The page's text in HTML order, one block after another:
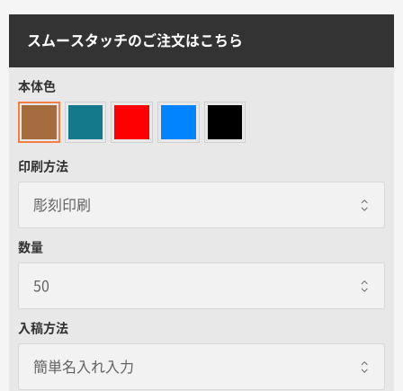
初めての方へ
再注文について
よくあるご質問
名入れグループサイト
スムースタッチのご注文はこちら
本体色
印刷方法
数量
入稿方法